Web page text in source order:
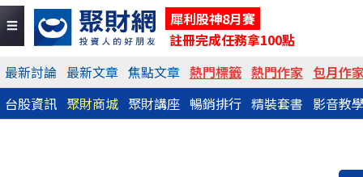
犀利股神8月賽
註冊完成任務拿100點
最新討論 最新文章 焦點文章 熱門標籤 熱門作家 包月作
台股資訊 聚財商城 聚財講座 暢銷排行 精裝套書 影音教